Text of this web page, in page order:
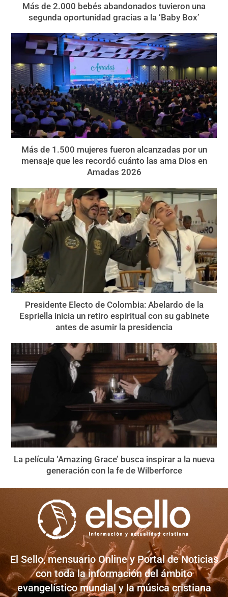
Más de 2.000 bebés abandonados tuvieron una
segunda oportunidad gracias a la ‘Baby Box’
Más de 1.500 mujeres fueron alcanzadas por un
mensaje que les recordó cuánto las ama Dios en
Amadas 2026
Presidente Electo de Colombia: Abelardo de la
Espriella inicia un retiro espiritual con su gabinete
antes de asumir la presidencia
La película ‘Amazing Grace’ busca inspirar a la nueva
generación con la fe de Wilberforce
El Sello, mensuario Online y Portal de Noticias
con toda la información del ámbito
evangelístico mundial y la música cristiana